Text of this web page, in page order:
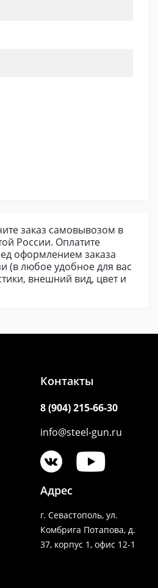
заказ самовывозом в
России. Оплатите
оформлением заказа
(в любое удобное для вас
внешний вид, цвет и
Контакты
8 (904) 215-66-30
info@steel-gun.ru
Адрес
г. Севастополь, ул.
Комбрига Потапова, д.
37, корпус 1, офис 12-1